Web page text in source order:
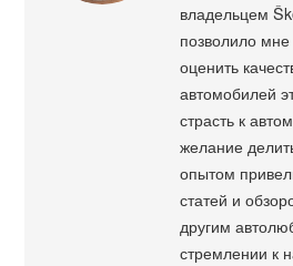
владельцем
позволило
оценить
автомобилей
страсть к
желание
опытом
статей и
другим
стремлении к